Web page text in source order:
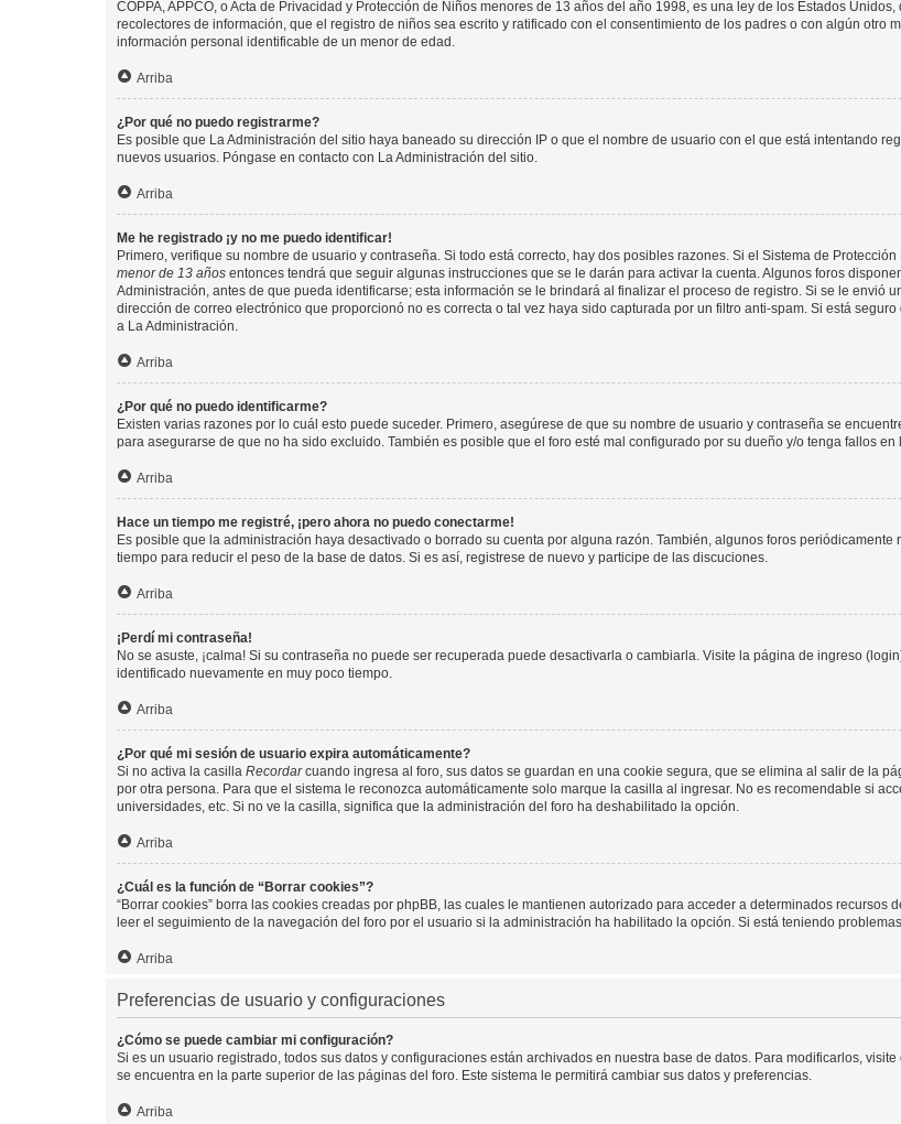
COPPA, APPCO, o Acta de Privacidad y Protección de Niños menores de 13 años del año 1998, es una ley de los Estados
recolectores de información, que el registro de niños sea escrito y ratificado con el consentimiento de los padres o con algún otro
información personal identificable de un menor de edad.
Arriba
¿Por qué no puedo registrarme?
Es posible que La Administración del sitio haya baneado su dirección IP o que el nombre de usuario con el que está intentando
nuevos usuarios. Póngase en contacto con La Administración del sitio.
Arriba
Me he registrado ¡y no me puedo identificar!
Primero, verifique su nombre de usuario y contraseña. Si todo está correcto, hay dos posibles razones. Si el Sistema de
menor de 13 años entonces tendrá que seguir algunas instrucciones que se le darán para activar la cuenta. Algunos foros
Administración, antes de que pueda identificarse; esta información se le brindará al finalizar el proceso de registro. Si se le envió
dirección de correo electrónico que proporcionó no es correcta o tal vez haya sido capturada por un filtro anti-spam. Si está
a La Administración.
Arriba
¿Por qué no puedo identificarme?
Existen varias razones por lo cuál esto puede suceder. Primero, asegúrese de que su nombre de usuario y contraseña se
para asegurarse de que no ha sido excluido. También es posible que el foro esté mal configurado por su dueño y/o tenga fallos
Arriba
Hace un tiempo me registré, ¡pero ahora no puedo conectarme!
Es posible que la administración haya desactivado o borrado su cuenta por alguna razón. También, algunos foros
tiempo para reducir el peso de la base de datos. Si es así, registrese de nuevo y participe de las discuciones.
Arriba
¡Perdí mi contraseña!
No se asuste, ¡calma! Si su contraseña no puede ser recuperada puede desactivarla o cambiarla. Visite la página de ingreso
identificado nuevamente en muy poco tiempo.
Arriba
¿Por qué mi sesión de usuario expira automáticamente?
Si no activa la casilla Recordarcuando ingresa al foro, sus datos se guardan en una cookie segura, que se elimina al salir de la
por otra persona. Para que el sistema le reconozca automáticamente solo marque la casilla al ingresar. No es recomendable si
universidades, etc. Si no ve la casilla, significa que la administración del foro ha deshabilitado la opción.
Arriba
¿Cuál es la función de “Borrar cookies”?
“Borrar cookies” borra las cookies creadas por phpBB, las cuales le mantienen autorizado para acceder a determinados
leer el seguimiento de la navegación del foro por el usuario si la administración ha habilitado la opción. Si está teniendo
Arriba
Preferencias de usuario y configuraciones
¿Cómo se puede cambiar mi configuración?
Si es un usuario registrado, todos sus datos y configuraciones están archivados en nuestra base de datos. Para modificarlos,
se encuentra en la parte superior de las páginas del foro. Este sistema le permitirá cambiar sus datos y preferencias.
Arriba